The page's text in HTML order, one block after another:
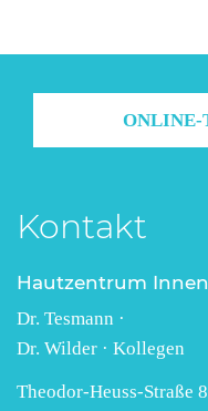
ONLINE-
Kontakt
Hautzentrum
Dr. Tesmann ·
Dr. Wilder · Kollegen
Theodor-Heuss-Straße 8